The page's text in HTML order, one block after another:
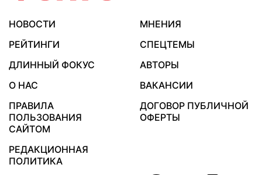
НОВОСТИ
МНЕНИЯ
РЕЙТИНГИ
СПЕЦТЕМЫ
ДЛИННЫЙ ФОКУС
АВТОРЫ
О НАС
ВАКАНСИИ
ПРАВИЛА
ПОЛЬЗОВАНИЯ
САЙТОМ
ДОГОВОР ПУБЛИЧНОЙ
ОФЕРТЫ
РЕДАКЦИОННАЯ
ПОЛИТИКА